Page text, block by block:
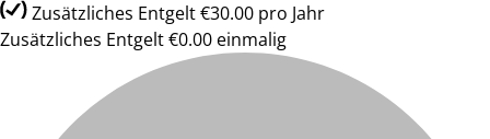
Zusätzliches Entgelt €30.00 pro Jahr
Zusätzliches Entgelt €0.00 einmalig